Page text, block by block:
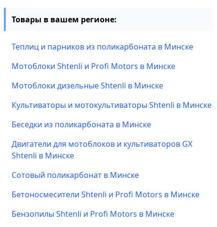
Товары в вашем регионе:
Теплиц и парников из поликарбоната в Минске
Мотоблоки Shtenli и Profi Motors в Минске
Мотоблоки дизельные Shtenli в Минске
Культиваторы и мотокультиваторы Shtenli в Минске
Беседки из поликарбоната в Минске
Двигатели для мотоблоков и культиваторов GX
Shtenli в Минске
Сотовый поликарбонат в Минске
Бетоносмесители Shtenli и Profi Motors в Минске
Бензопилы Shtenli и Profi Motors в Минске